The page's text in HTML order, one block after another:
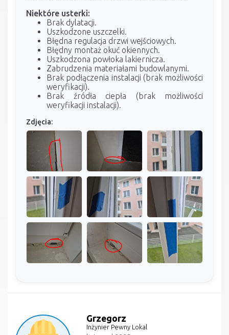
Niektóre usterki:
Brak dylatacji.
Uszkodzone uszczelki.
Błędna regulacja drzwi wejściowych.
Błędny montaż okuć okiennych.
Uszkodzona powłoka lakiernicza.
Zabrudzenia materiałami budowlanymi.
Brak podłączenia instalacji (brak możliwości
weryfikacji).
Brak źródła ciepła (brak możliwości
weryfikacji instalacji).
Zdjęcia:
Grzegorz
Inżynier Pewny Lokal